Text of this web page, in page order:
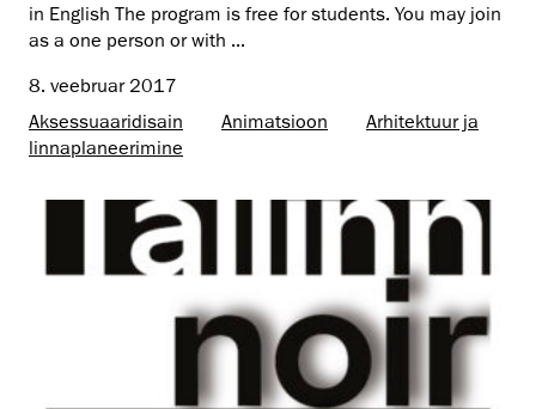
in English The program is free for students. You may join
as a one person or with ...
8. veebruar 2017
Aksessuaaridisain
Animatsioon
Arhitektuur ja
linnaplaneerimine